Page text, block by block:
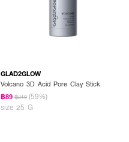
GLAD2GLOW
Volcano 3D Acid Pore Clay Stick
฿89 ฿219 (59%)
size 25 G